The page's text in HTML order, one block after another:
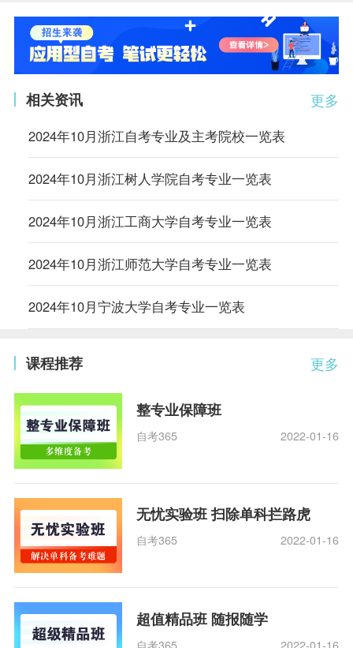
更多
相关资讯
2024年10月浙江自考专业及主考院校一览表
2024年10月浙江树人学院自考专业一览表
2024年10月浙江工商大学自考专业一览表
2024年10月浙江师范大学自考专业一览表
2024年10月宁波大学自考专业一览表
更多
课程推荐
整专业保障班
自考365 2022-01-16
无忧实验班 扫除单科拦路虎
自考365 2022-01-16
超值精品班 随报随学
自考365 2022-01-16